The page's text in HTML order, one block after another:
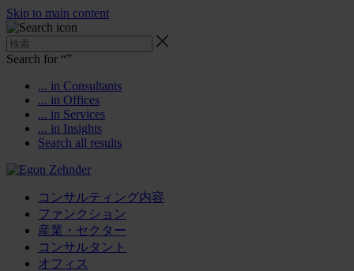
Skip to main content
Search for “”
... in Consultants
... in Offices
... in Services
... in Insights
Search all results
コンサルティング内容
ファンクション
産業・セクター
コンサルタント
オフィス